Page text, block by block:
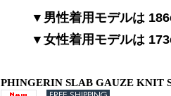
▼男性着用モデルは
▼女性着用モデルは
PHINGERIN SLAB GAUZE KNIT